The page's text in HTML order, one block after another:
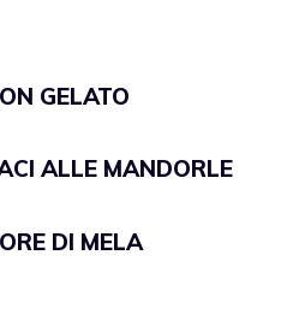
GELATO
ALLE MANDORLE
DI MELA